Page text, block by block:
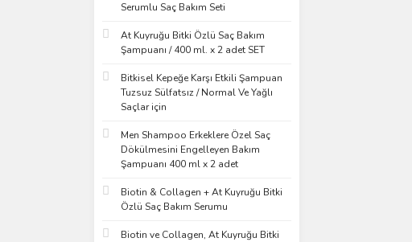
Serumlu Saç Bakım Seti
At Kuyruğu Bitki Özlü Saç Bakım
Şampuanı / 400 ml. x 2 adet SET
Bitkisel Kepeğe Karşı Etkili Şampuan
Tuzsuz Sülfatsız / Normal Ve Yağlı
Saçlar için
Men Shampoo Erkeklere Özel Saç
Dökülmesini Engelleyen Bakım
Şampuanı 400 ml x 2 adet
Biotin & Collagen + At Kuyruğu Bitki
Özlü Saç Bakım Serumu
Biotin ve Collagen, At Kuyruğu Bitki